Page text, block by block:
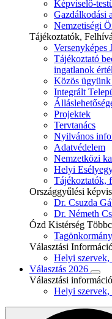
Képviselő-
Gazdálkodási
Nemzetiségi
Tájékoztatók,
Versenyképes
Tájékoztató
ingatlanok
Közös ügyünk
Integrált
Projektek
Tervtanács
Nyilvános
Adatvédelem
Nemzetközi
Helyi
Tájékoztatók,
Országgyűlési
Dr. Csuzda
Dr. Németh
Ózd Kistérség
Választási
Helyi szervek,
Választás 2026
Választási
Helyi szervek,